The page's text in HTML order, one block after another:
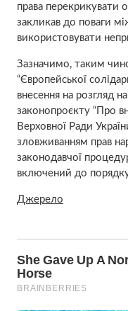
права перекрикувати
закликав до поваги
використовувати
Зазначимо, таким
“Європейської
внесення на розгляд
законопроєкту “Про
Верховної Ради
зловживанням прав
законодавчої
включений до
Джерело